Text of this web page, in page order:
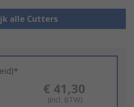
alle Cutters
€ 41,30
(incl. BTW)